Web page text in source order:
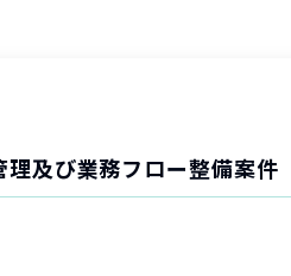
及び業務フロー整備案件